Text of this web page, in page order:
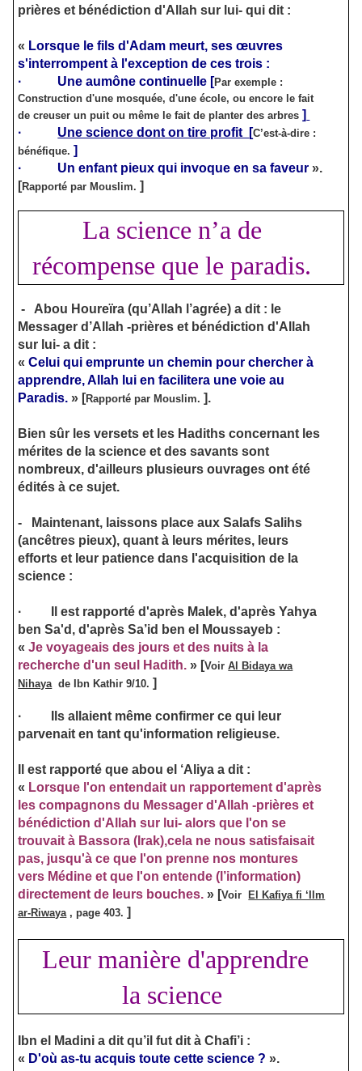
prières et bénédiction d'Allah sur lui- qui dit :
« Lorsque le fils d'Adam meurt, ses œuvres
s'interrompent à l'exception de ces trois :
·
Une aumône continuelle [Par exemple :
Construction d'une mosquée, d'une école, ou encore le fait
de creuser un puit ou même le fait de planter des arbres ]
·
Une science dont on tire profit [C’est-à-dire :
bénéfique. ]
·
Un enfant pieux qui invoque en sa faveur ».
[Rapporté par Mouslim. ]
La science n’a de
récompense que le paradis.
-
Abou Houreïra (qu’Allah l’agrée) a dit : le
Messager d’Allah -prières et bénédiction d'Allah
sur lui- a dit :
«Celui qui emprunte un chemin pour chercher à
apprendre,Allah lui en facilitera une voie au
Paradis.» [Rapporté par Mouslim. ].
Bien sûr les versets et les Hadiths concernant les
mérites de la science et des savants sont
nombreux, d'ailleurs plusieurs ouvrages ont été
édités à ce sujet.
-
Maintenant, laissons place aux Salafs Salihs
(ancêtres pieux), quant à leurs mérites, leurs
efforts et leur patience dans l'acquisition de la
science :
·
Il est rapporté d'après Malek, d'après Yahya
ben Sa'd, d'après Sa’id ben el Moussayeb :
«Je voyageais des jours et des nuits à la
recherche d'un seul Hadith. » [VoirAl Bidaya wa
Nihayade Ibn Kathir 9/10. ]
·
Ils allaient même confirmer ce qui leur
parvenait en tant qu'information religieuse.
Il est rapporté que abou el ‘Aliya a dit :
« Lorsque l'on entendait un rapportement d'après
les compagnons du Messager d'Allah -prières et
bénédiction d'Allah sur lui- alors que l'on se
trouvait à Bassora (Irak),cela ne nous satisfaisait
pas, jusqu'à ce que l'on prenne nos montures
vers Médine et que l'on entende (l’information)
directement de leurs bouches.» [Voir
El Kafiya fi ‘Ilm
ar-Riwaya, page 403. ]
Leur manière d'apprendre
la science
Ibn el Madini a dit qu’il fut dit à Chafi’i :
« D'où as-tu acquis toute cette science ? ».